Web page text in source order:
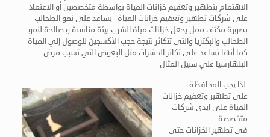
الاهتمام بتطهير وتعقيم خزانات المياة بواسطة متخصصين أو الاعتماد
على شركات تطهير وتعقيم خزانات المياة يساعد على نمو الطحالب
بصورة مكثف ممل يجعل خزانات مياة الشرب بيئة مناسبة و صالحة لنمو
الطحالب والبكتريا والتى تتكاثر نتيجة حجب الأكسجين للوصول إلي المياة
كما أنها تساعد على تكاثر الحشرات مثل البعوض التي تسبب مرض
البلهارسيا علي سبيل المثال
لذا يجب المحافظة
على تطهير وتعقيم خزانات
المياة على ايدى شركات
متخصصة
فى تطهير الخزانات حتى